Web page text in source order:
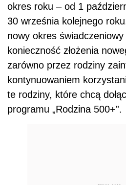
okres roku – od 1
30 września kolejnego
nowy okres
konieczność złożenia
zarówno przez rodziny
kontynuowaniem
te rodziny, które chcą
programu „Rodzina 500+”.